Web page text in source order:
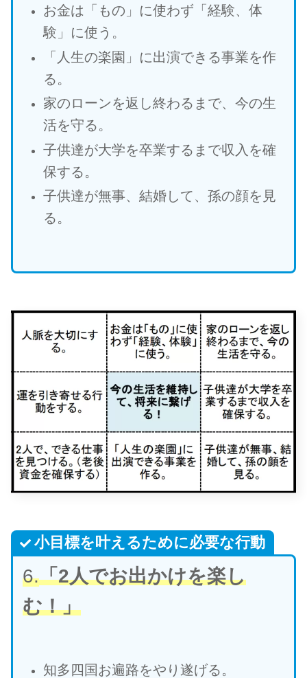
お金は「もの」に使わず「経験、体
験」に使う。
「人生の楽園」に出演できる事業を作
る。
家のローンを返し終わるまで、今の生
活を守る。
子供達が大学を卒業するまで収入を確
保する。
子供達が無事、結婚して、孫の顔を見
る。
小目標を叶えるために必要な行動
6.「2人でお出かけを楽し
む！」
知多四国お遍路をやり遂げる。